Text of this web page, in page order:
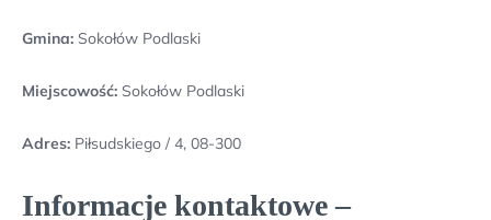
Gmina: Sokołów Podlaski
Miejscowość: Sokołów Podlaski
Adres: Piłsudskiego / 4, 08-300
Informacje kontaktowe –